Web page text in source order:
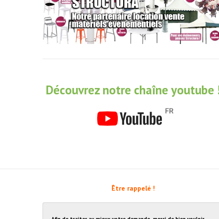
Découvrez notre chaîne youtube
Être rappelé !